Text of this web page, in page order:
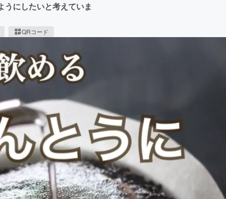
うにしたいと考えていま
QRコード